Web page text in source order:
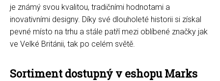
je známý svou kvalitou, tradičními hodnotami a
inovativními designy. Díky své dlouholeté historii si získal
pevné místo na trhu a stále patří mezi oblíbené značky jak
ve Velké Británii, tak po celém světě.
Sortiment dostupný v eshopu Marks